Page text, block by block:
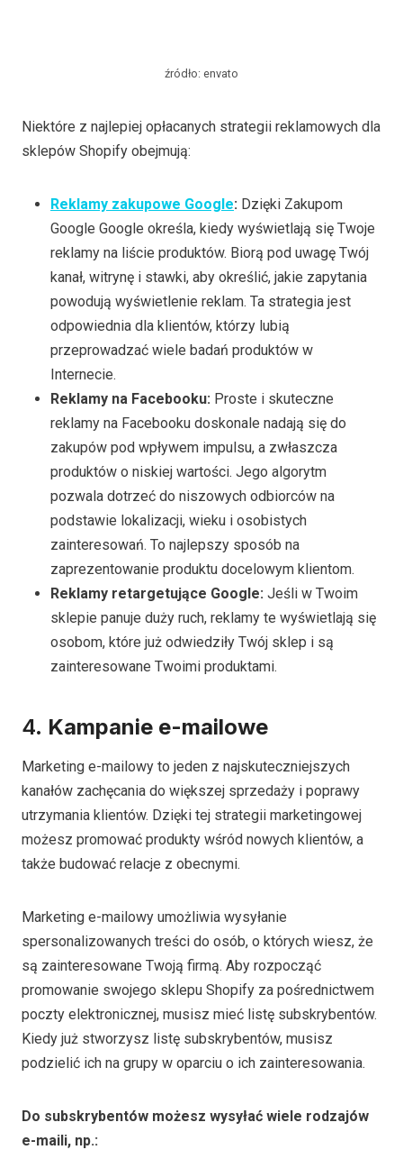
źródło: envato
Niektóre z najlepiej opłacanych strategii reklamowych dla
sklepów Shopify obejmują:
Reklamy zakupowe Google: Dzięki Zakupom
Google Google określa, kiedy wyświetlają się Twoje
reklamy na liście produktów. Biorą pod uwagę Twój
kanał, witrynę i stawki, aby określić, jakie zapytania
powodują wyświetlenie reklam. Ta strategia jest
odpowiednia dla klientów, którzy lubią
przeprowadzać wiele badań produktów w
Internecie.
Reklamy na Facebooku: Proste i skuteczne
reklamy na Facebooku doskonale nadają się do
zakupów pod wpływem impulsu, a zwłaszcza
produktów o niskiej wartości. Jego algorytm
pozwala dotrzeć do niszowych odbiorców na
podstawie lokalizacji, wieku i osobistych
zainteresowań. To najlepszy sposób na
zaprezentowanie produktu docelowym klientom.
Reklamy retargetujące Google: Jeśli w Twoim
sklepie panuje duży ruch, reklamy te wyświetlają się
osobom, które już odwiedziły Twój sklep i są
zainteresowane Twoimi produktami.
4. Kampanie e-mailowe
Marketing e-mailowy to jeden z najskuteczniejszych
kanałów zachęcania do większej sprzedaży i poprawy
utrzymania klientów. Dzięki tej strategii marketingowej
możesz promować produkty wśród nowych klientów, a
także budować relacje z obecnymi.
Marketing e-mailowy umożliwia wysyłanie
spersonalizowanych treści do osób, o których wiesz, że
są zainteresowane Twoją firmą. Aby rozpocząć
promowanie swojego sklepu Shopify za pośrednictwem
poczty elektronicznej, musisz mieć listę subskrybentów.
Kiedy już stworzysz listę subskrybentów, musisz
podzielić ich na grupy w oparciu o ich zainteresowania.
Do subskrybentów możesz wysyłać wiele rodzajów
e-maili, np.: